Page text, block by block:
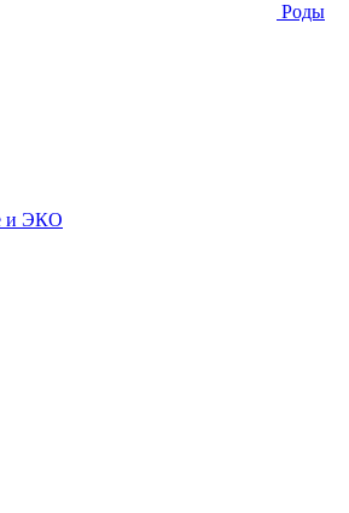
Роды
и ЭКО